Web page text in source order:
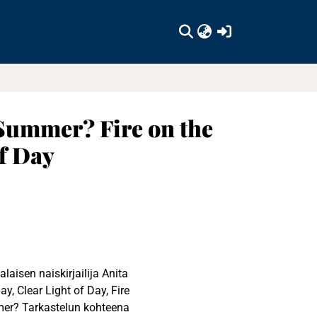
Fire on the
Day
naiskirjailija Anita
Clear Light of Day, Fire
Tarkastelun kohteena